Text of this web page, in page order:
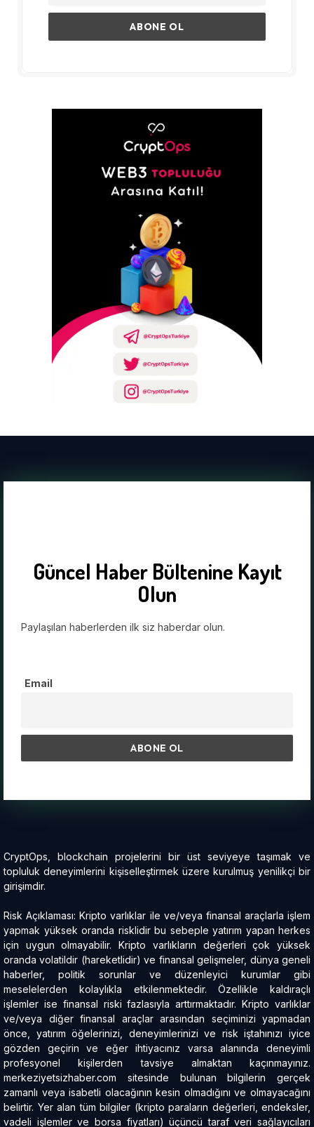
Güncel Haber Bültenine Kayıt
Olun
Paylaşılan haberlerden ilk siz haberdar olun.
Email
CryptOps, blockchain projelerini bir üst seviyeye taşımak ve
topluluk deneyimlerini kişiselleştirmek üzere kurulmuş yenilikçi bir
girişimdir.
Risk Açıklaması: Kripto varlıklar ile ve/veya finansal araçlarla işlem
yapmak yüksek oranda risklidir bu sebeple yatırım yapan herkes
için uygun olmayabilir. Kripto varlıkların değerleri çok yüksek
oranda volatildir (hareketlidir) ve finansal gelişmeler, dünya geneli
haberler, politik sorunlar ve düzenleyici kurumlar gibi
meselelerden kolaylıkla etkilenmektedir. Özellikle kaldıraçlı
işlemler ise finansal riski fazlasıyla arttırmaktadır. Kripto varlıklar
ve/veya diğer finansal araçlar arasından seçiminizi yapmadan
önce, yatırım öğelerinizi, deneyimlerinizi ve risk iştahınızı iyice
gözden geçirin ve eğer ihtiyacınız varsa alanında deneyimli
profesyonel kişilerden tavsiye almaktan kaçınmayınız.
merkeziyetsizhaber.com sitesinde bulunan bilgilerin gerçek
zamanlı veya isabetli olacağının kesin olmadığını ve olmayacağını
belirtir. Yer alan tüm bilgiler (kripto paraların değerleri, endeksler,
vadeli işlemler ve borsa fiyatları) üçüncü taraf veri sağlayıcıları